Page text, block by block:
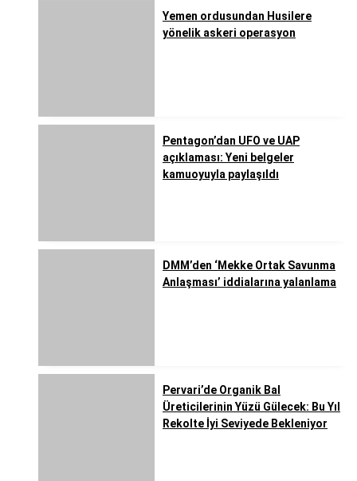
Yemen ordusundan Husilere
yönelik askeri operasyon
Pentagon’dan UFO ve UAP
açıklaması: Yeni belgeler
kamuoyuyla paylaşıldı
DMM’den ‘Mekke Ortak Savunma
Anlaşması’ iddialarına yalanlama
Pervari’de Organik Bal
Üreticilerinin Yüzü Gülecek: Bu Yıl
Rekolte İyi Seviyede Bekleniyor